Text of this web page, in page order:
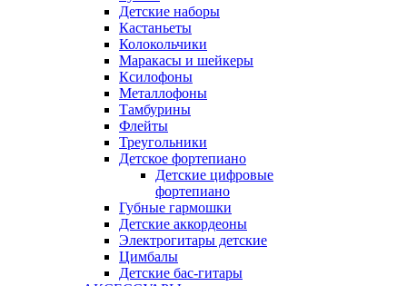
Детские наборы
Кастаньеты
Колокольчики
Маракасы и шейкеры
Ксилофоны
Металлофоны
Тамбурины
Флейты
Треугольники
Детское фортепиано
Детские цифровые
фортепиано
Губные гармошки
Детские аккордеоны
Электрогитары детские
Цимбалы
Детские бас-гитары